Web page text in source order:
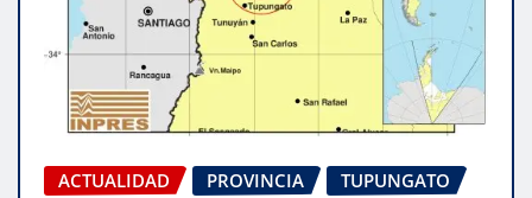
ACTUALIDAD PROVINCIA
TUPUNGATO